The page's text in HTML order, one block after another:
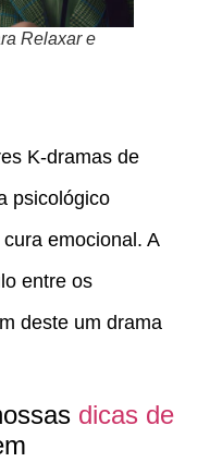
Relaxar e
K-dramas de
psicológico
emocional. A
entre os
deste um drama
dicas de